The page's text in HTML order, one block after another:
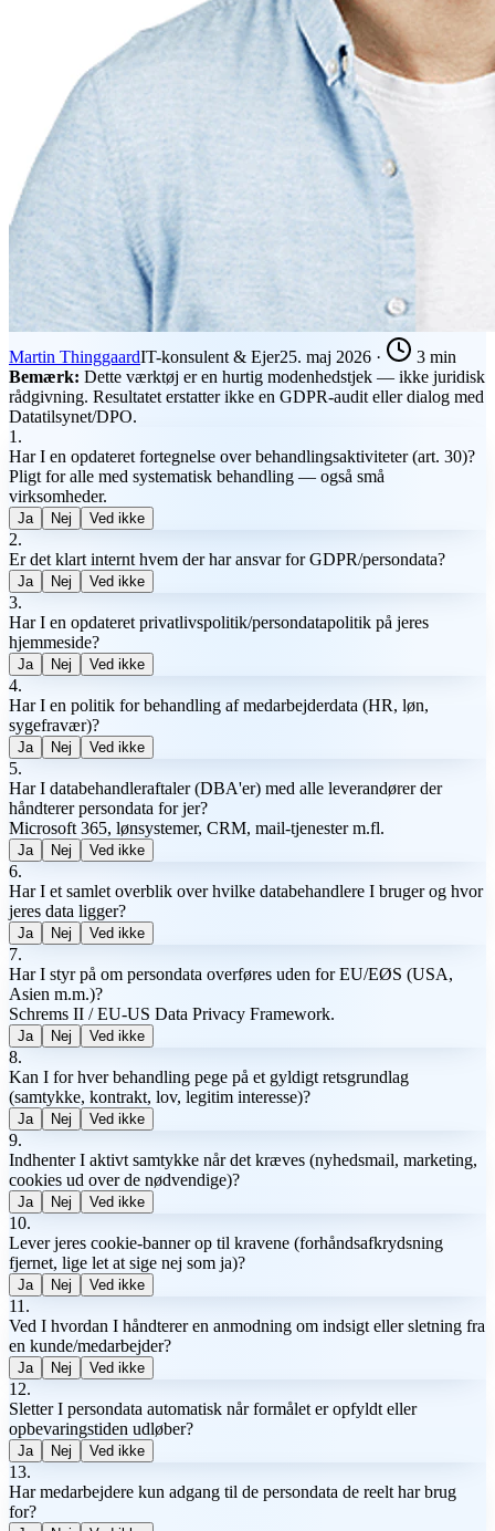
Martin ThinggaardIT-konsulent & Ejer25. maj 2026 ·
3 min
Bemærk: Dette værktøj er en hurtig modenhedstjek — ikke juridisk
rådgivning. Resultatet erstatter ikke en GDPR-audit eller dialog med
Datatilsynet/DPO.
1 .
Har I en opdateret fortegnelse over behandlingsaktiviteter (art. 30)?
Pligt for alle med systematisk behandling — også små
virksomheder.
Ja Nej Ved ikke
2.
Er det klart internt hvem der har ansvar for GDPR/persondata?
Ja Nej Ved ikke
3.
Har I en opdateret privatlivspolitik/persondatapolitik på jeres
hjemmeside?
Ja Nej Ved ikke
4.
Har I en politik for behandling af medarbejderdata (HR, løn,
sygefravær)?
Ja Nej Ved ikke
5.
Har I databehandleraftaler (DBA'er) med alle leverandører der
håndterer persondata for jer?
Microsoft 365, lønsystemer, CRM, mail-tjenester m.fl.
Ja Nej Ved ikke
6.
Har I et samlet overblik over hvilke databehandlere I bruger og hvor
jeres data ligger?
Ja Nej Ved ikke
7.
Har I styr på om persondata overføres uden for EU/EØS (USA,
Asien m.m.)?
Schrems II / EU-US Data Privacy Framework.
Ja Nej Ved ikke
8.
Kan I for hver behandling pege på et gyldigt retsgrundlag
(samtykke, kontrakt, lov, legitim interesse)?
Ja Nej Ved ikke
9.
Indhenter I aktivt samtykke når det kræves (nyhedsmail, marketing,
cookies ud over de nødvendige)?
Ja Nej Ved ikke
10.
Lever jeres cookie-banner op til kravene (forhåndsafkrydsning
fjernet, lige let at sige nej som ja)?
Ja Nej Ved ikke
11 .
Ved I hvordan I håndterer en anmodning om indsigt eller sletning fra
en kunde/medarbejder?
Ja Nej Ved ikke
12.
Sletter I persondata automatisk når formålet er opfyldt eller
opbevaringstiden udløber?
Ja Nej Ved ikke
13.
Har medarbejdere kun adgang til de persondata de reelt har brug
for?